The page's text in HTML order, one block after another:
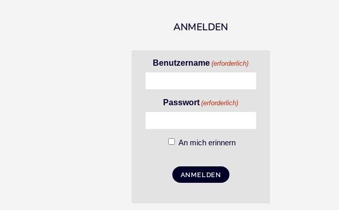
ANMELDEN
Benutzername (erforderlich)
Passwort (erforderlich)
An mich erinnern